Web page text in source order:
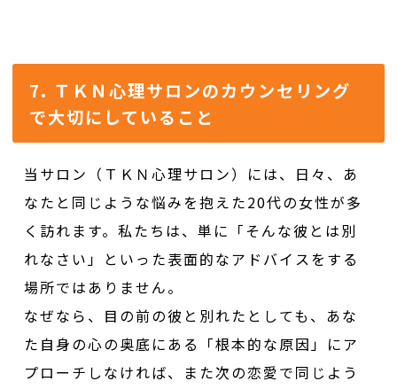
7. ＴＫＮ心理サロンのカウンセリング
で大切にしていること
当サロン（ＴＫＮ心理サロン）には、日々、あ
なたと同じような悩みを抱えた20代の女性が多
く訪れます。私たちは、単に「そんな彼とは別
れなさい」といった表面的なアドバイスをする
場所ではありません。
なぜなら、目の前の彼と別れたとしても、あな
た自身の心の奥底にある「根本的な原因」にア
プローチしなければ、また次の恋愛で同じよう